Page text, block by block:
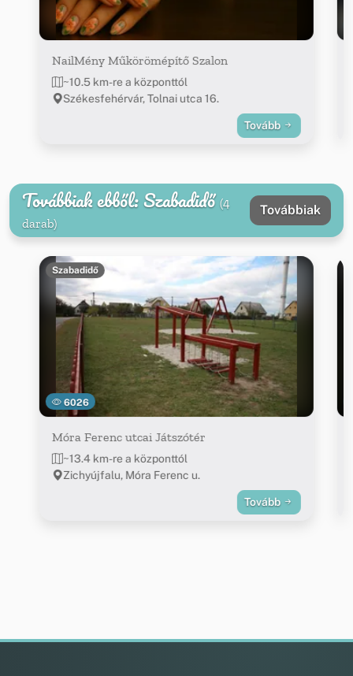
NailMény Műkörömépítő Szalon
~10.5 km-re a központtól
Székesfehérvár, Tolnai utca 16.
Tovább
Továbbiak ebből: Szabadidő (4
darab)
Továbbiak
6026
Szabadidő
Móra Ferenc utcai Játszótér
~13.4 km-re a központtól
Zichyújfalu, Móra Ferenc u.
Tovább